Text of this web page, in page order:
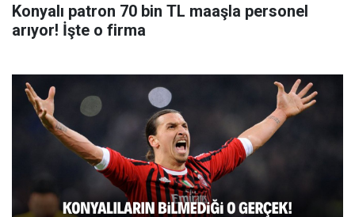
Konyalı patron 70 bin TL maaşla personel
arıyor! İşte o firma